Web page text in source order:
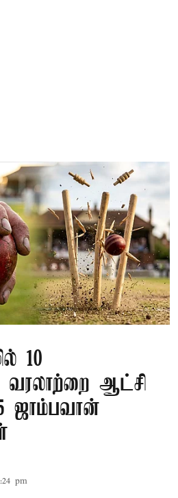
10
வரலாற்றை ஆட்சி
ஜாம்பவான்
pm